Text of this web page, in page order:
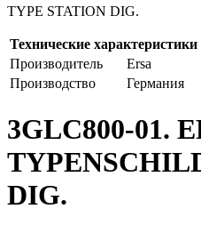
TYPE STATION DIG.
Технические характеристики
Производитель
Ersa
Производство
Германия
3GLC800-01.
DIG.